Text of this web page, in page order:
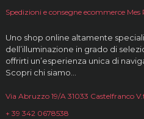
Spedizioni e consegne ecommerce Mes
Uno shop online altamente
dell’illuminazione in grado di
offrirti un’esperienza unica di
Scopri chi siamo…
Via Abruzzo 19/A 31033 Castelfranco
+ 39 342 0678538